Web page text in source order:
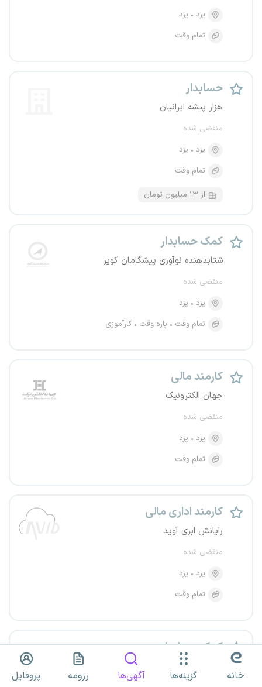
یزد
یزد
تمام وقت
حسابدار
هزار پیشه ایرانیان
منقضی شده
یزد
یزد
تمام وقت
از ۱۳ میلیون تومان
کمک حسابدار
شتابدهنده نوآوری پیشگامان کویر
منقضی شده
یزد
یزد
تمام وقت
پاره وقت کارآموزی
کارمند مالی
جهان الکترونیک
منقضی شده
یزد
یزد
تمام وقت
کارمند اداری مالی
رایانش ابری آوید
منقضی شده
یزد
یزد
تمام وقت
کمک حسابدار
کابینت و دکوراسیون صدرا
خانه گزینه‌ها آگهی‌ها رزومه پروفایل